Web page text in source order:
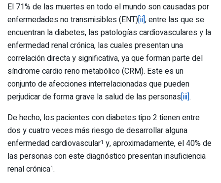
El 71% de las muertes en todo el mundo son causadas por
enfermedades no transmisibles (ENT)[ii], entre las que se
encuentran la diabetes, las patologías cardiovasculares y la
enfermedad renal crónica, las cuales presentan una
correlación directa y significativa, ya que forman parte del
síndrome cardio reno metabólico (CRM). Este es un
conjunto de afecciones interrelacionadas que pueden
perjudicar de forma grave la salud de las personas[iii].
De hecho, los pacientes con diabetes tipo 2 tienen entre
dos y cuatro veces más riesgo de desarrollar alguna
enfermedad cardiovascular1 y, aproximadamente, el 40% de
las personas con este diagnóstico presentan insuficiencia
renal crónica1.